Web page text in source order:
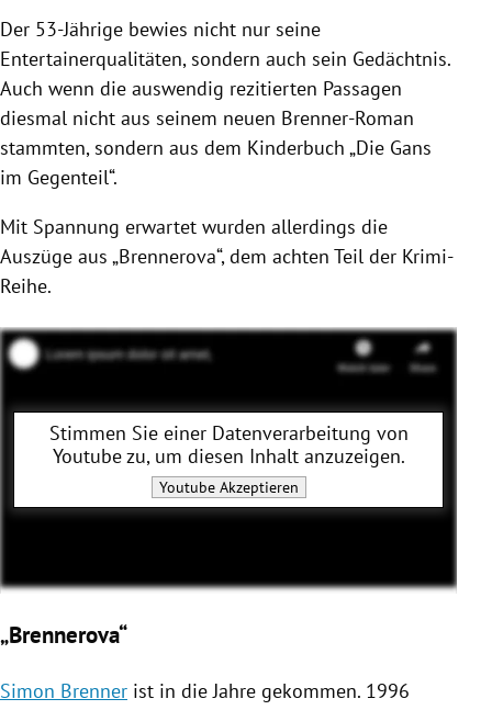
Der 53-Jährige bewies nicht nur seine
Entertainerqualitäten, sondern auch sein Gedächtnis.
Auch wenn die auswendig rezitierten Passagen
diesmal nicht aus seinem neuen Brenner-Roman
stammten, sondern aus dem Kinderbuch „Die Gans
im Gegenteil“.
Mit Spannung erwartet wurden allerdings die
Auszüge aus „Brennerova“, dem achten Teil der Krimi-
Reihe.
Stimmen Sie einer Datenverarbeitung von
Youtubezu, um diesen Inhalt anzuzeigen.
YoutubeAkzeptieren
„Brennerova“
Simon Brenner ist in die Jahre gekommen. 1996